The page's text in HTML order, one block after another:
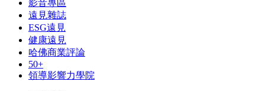
影音專區
遠見雜誌
ESG遠見
健康遠見
哈佛商業評論
50+
領導影響力學院